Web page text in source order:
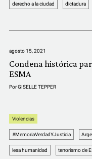
derecho a la ciudad dictadura
agosto 15, 2021
Condena histórica
ESMA
PorGISELLE TEPPER
Violencias
#MemoriaVerdadYJusticia
lesa humanidad terrorismo de